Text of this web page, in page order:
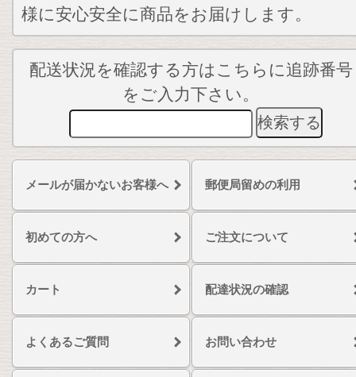
様に安心安全に商品をお届けします。
配送状況を確認する方はこちらに追跡番号
をご入力下さい。
メールが届かないお客様へ 郵便局留めの利用
初めての方へ ご注文について
カート 配達状況の確認
よくあるご質問 お問い合わせ